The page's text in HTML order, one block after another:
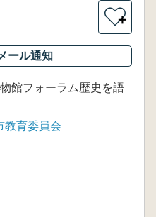
＋
ール通知
館フォーラム歴史を語
育委員会